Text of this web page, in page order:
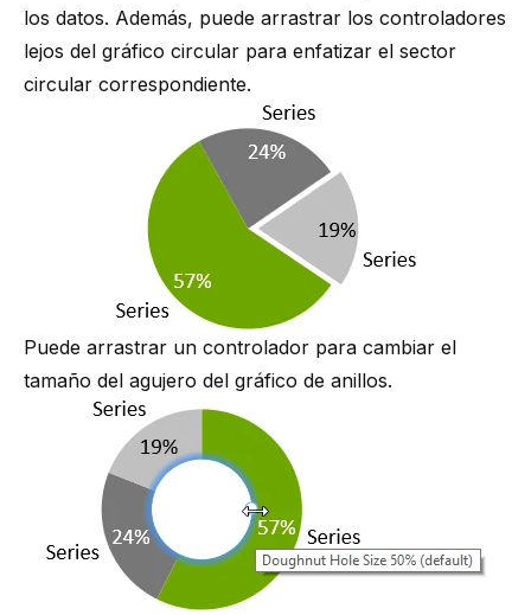
los datos. Además, puede arrastrar los controladores
lejos del gráfico circular para enfatizar el sector
circular correspondiente.
Puede arrastrar un controlador para cambiar el
tamaño del agujero del gráfico de anillos.